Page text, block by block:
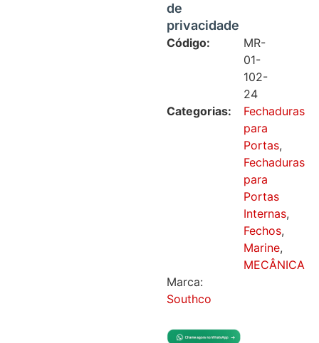
de
privacidade
Código:
MR-
01-
102-
24
Categorias:
Fechaduras
para
Portas,
Fechaduras
para
Portas
Internas,
Fechos,
Marine,
MECÂNICA
Marca:
Southco